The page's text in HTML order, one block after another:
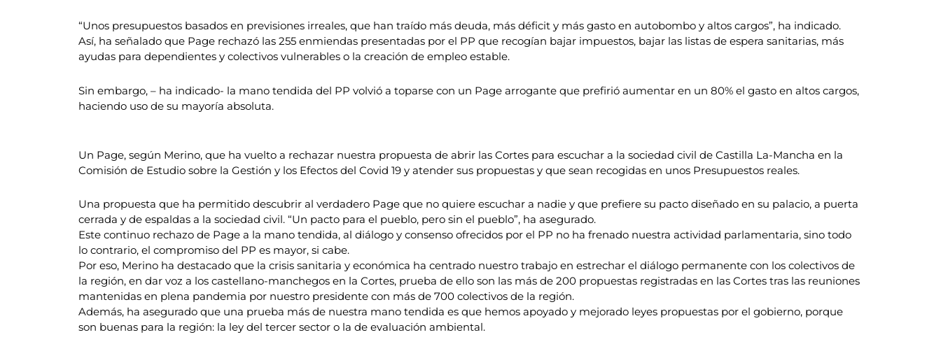
“Unos presupuestos basados en previsiones irreales, que han traído más deuda, más déficit y más gasto en autobombo y altos cargos”, ha indicado.
Así, ha señalado que Page rechazó las 255 enmiendas presentadas por el PP que recogían bajar impuestos, bajar las listas de espera sanitarias, más
ayudas para dependientes y colectivos vulnerables o la creación de empleo estable.
Sin embargo, – ha indicado- la mano tendida del PP volvió a toparse con un Page arrogante que prefirió aumentar en un 80% el gasto en altos cargos,
haciendo uso de su mayoría absoluta.
Un Page, según Merino, que ha vuelto a rechazar nuestra propuesta de abrir las Cortes para escuchar a la sociedad civil de Castilla La-Mancha en la
Comisión de Estudio sobre la Gestión y los Efectos del Covid 19 y atender sus propuestas y que sean recogidas en unos Presupuestos reales.
Una propuesta que ha permitido descubrir al verdadero Page que no quiere escuchar a nadie y que prefiere su pacto diseñado en su palacio, a puerta
cerrada y de espaldas a la sociedad civil. “Un pacto para el pueblo, pero sin el pueblo”, ha asegurado.
Este continuo rechazo de Page a la mano tendida, al diálogo y consenso ofrecidos por el PP no ha frenado nuestra actividad parlamentaria, sino todo
lo contrario, el compromiso del PP es mayor, si cabe.
Por eso, Merino ha destacado que la crisis sanitaria y económica ha centrado nuestro trabajo en estrechar el diálogo permanente con los colectivos de
la región, en dar voz a los castellano-manchegos en la Cortes, prueba de ello son las más de 200 propuestas registradas en las Cortes tras las reuniones
mantenidas en plena pandemia por nuestro presidente con más de 700 colectivos de la región.
Además, ha asegurado que una prueba más de nuestra mano tendida es que hemos apoyado y mejorado leyes propuestas por el gobierno, porque
son buenas para la región: la ley del tercer sector o la de evaluación ambiental.